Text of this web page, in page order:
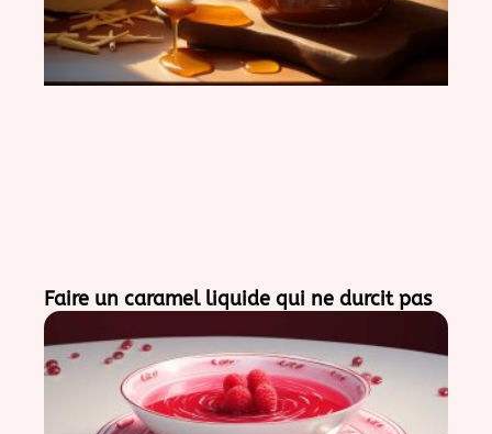
Faire un caramel liquide qui ne durcit pas